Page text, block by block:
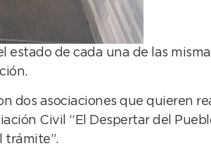
estado de cada una de las
dos asociaciones que quieren
Civil “El Despertar del
trámite”.